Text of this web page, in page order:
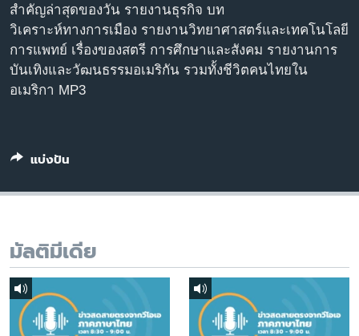
เลือกภาษา
สำคัญล่าสุดของวัน รายงานธุรกิจ บท
วิเคราะห์ทางการเมือง รายงานวิทยาศาสตร์และเทคโนโลยี
การแพทย์ เรื่องของสตรี การศึกษาและสังคม รายงานการ
บันเทิงและวัฒนธรรมอเมริกัน รวมทั้งชีวิตคนไทยใน
อเมริกา MP3
แบ่งปัน
มัลติมีเดีย